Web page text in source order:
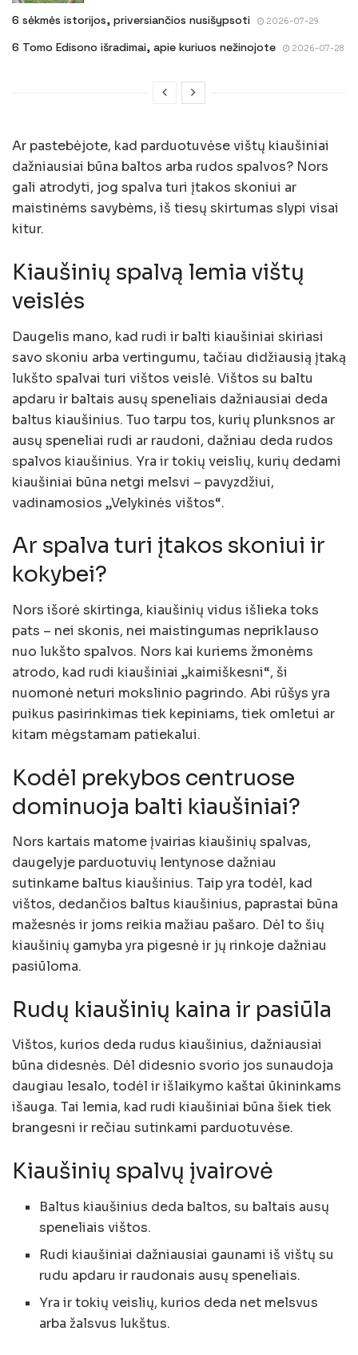
6 sėkmės istorijos, priversiančios nusišypsoti 2026-07-29
6 Tomo Edisono išradimai, apie kuriuos nežinojote 2026-07-28
Ar pastebėjote, kad parduotuvėse vištų kiaušiniai
dažniausiai būna baltos arba rudos spalvos? Nors
gali atrodyti, jog spalva turi įtakos skoniui ar
maistinėms savybėms, iš tiesų skirtumas slypi visai
kitur.
Kiaušinių spalvą lemia vištų
veislės
Daugelis mano, kad rudi ir balti kiaušiniai skiriasi
savo skoniu arba vertingumu, tačiau didžiausią įtaką
lukšto spalvai turi vištos veislė. Vištos su baltu
apdaru ir baltais ausų speneliais dažniausiai deda
baltus kiaušinius. Tuo tarpu tos, kurių plunksnos ar
ausų speneliai rudi ar raudoni, dažniau deda rudos
spalvos kiaušinius. Yra ir tokių veislių, kurių dedami
kiaušiniai būna netgi melsvi – pavyzdžiui,
vadinamosios „Velykinės vištos“.
Ar spalva turi įtakos skoniui ir
kokybei?
Nors išorė skirtinga, kiaušinių vidus išlieka toks
pats – nei skonis, nei maistingumas nepriklauso
nuo lukšto spalvos. Nors kai kuriems žmonėms
atrodo, kad rudi kiaušiniai „kaimiškesni“, ši
nuomonė neturi mokslinio pagrindo. Abi rūšys yra
puikus pasirinkimas tiek kepiniams, tiek omletui ar
kitam mėgstamam patiekalui.
Kodėl prekybos centruose
dominuoja balti kiaušiniai?
Nors kartais matome įvairias kiaušinių spalvas,
daugelyje parduotuvių lentynose dažniau
sutinkame baltus kiaušinius. Taip yra todėl, kad
vištos, dedančios baltus kiaušinius, paprastai būna
mažesnės ir joms reikia mažiau pašaro. Dėl to šių
kiaušinių gamyba yra pigesnė ir jų rinkoje dažniau
pasiūloma.
Rudų kiaušinių kaina ir pasiūla
Vištos, kurios deda rudus kiaušinius, dažniausiai
būna didesnės. Dėl didesnio svorio jos sunaudoja
daugiau lesalo, todėl ir išlaikymo kaštai ūkininkams
išauga. Tai lemia, kad rudi kiaušiniai būna šiek tiek
brangesni ir rečiau sutinkami parduotuvėse.
Kiaušinių spalvų įvairovė
Baltus kiaušinius deda baltos, su baltais ausų
speneliais vištos.
Rudi kiaušiniai dažniausiai gaunami iš vištų su
rudu apdaru ir raudonais ausų speneliais.
Yra ir tokių veislių, kurios deda net melsvus
arba žalsvus lukštus.